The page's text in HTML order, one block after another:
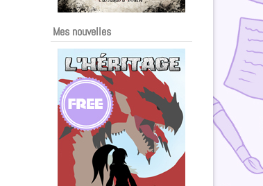
Mes nouvelles